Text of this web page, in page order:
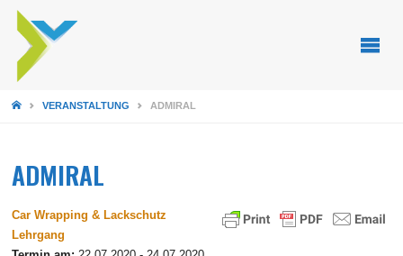
STARTSEITE
VERANSTALTUNG ADMIRAL
ADMIRAL
Car Wrapping & Lackschutz
Lehrgang